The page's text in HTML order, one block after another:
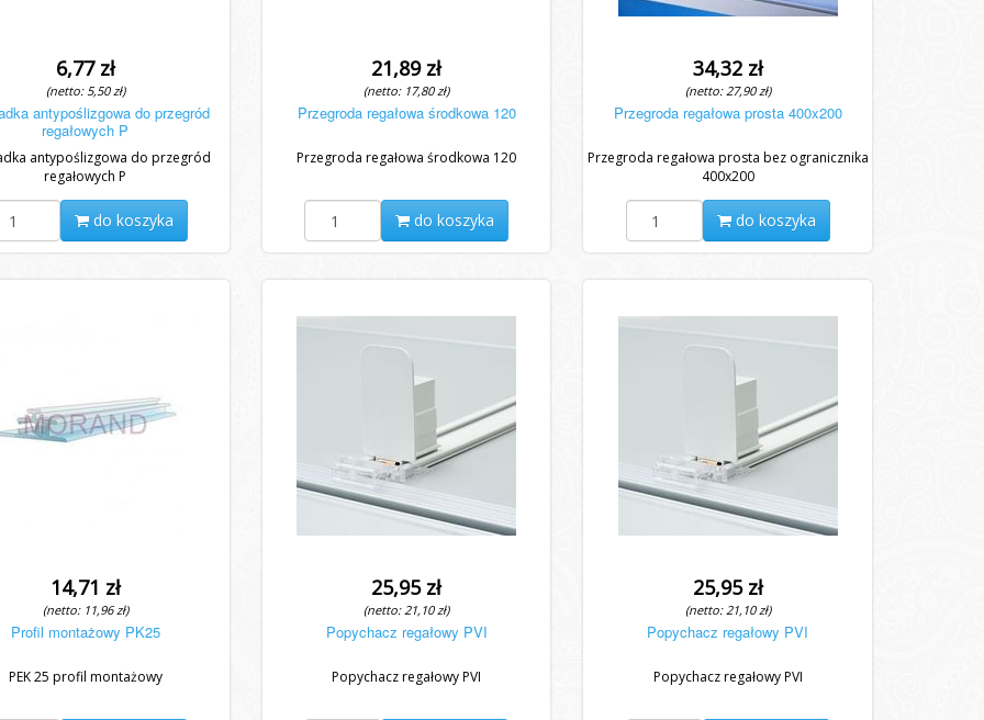
6,77 zł
(netto: 5,50 zł)
antypoślizgowa do przegród
regałowych P
antypoślizgowa do przegród
regałowych P
do koszyka
21,89 zł
(netto: 17,80 zł)
Przegroda regałowa środkowa 120
Przegroda regałowa środkowa 120
do koszyka
34,32 zł
(netto: 27,90 zł)
Przegroda regałowa prosta 400x200
Przegroda regałowa prosta bez ogranicznika
400x200
do koszyka
14,71 zł
(netto: 11,96 zł)
Profil montażowy PK25
PEK 25 profil montażowy
25,95 zł
(netto: 21,10 zł)
Popychacz regałowy PVI
Popychacz regałowy PVI
25,95 zł
(netto: 21,10 zł)
Popychacz regałowy PVI
Popychacz regałowy PVI